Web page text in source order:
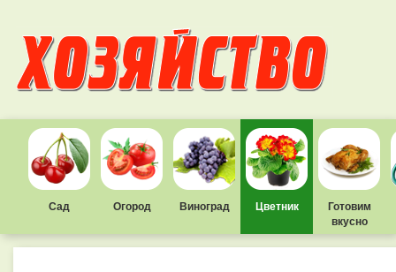
Сад Огород Виноград Цветник
Готовим
вкусно